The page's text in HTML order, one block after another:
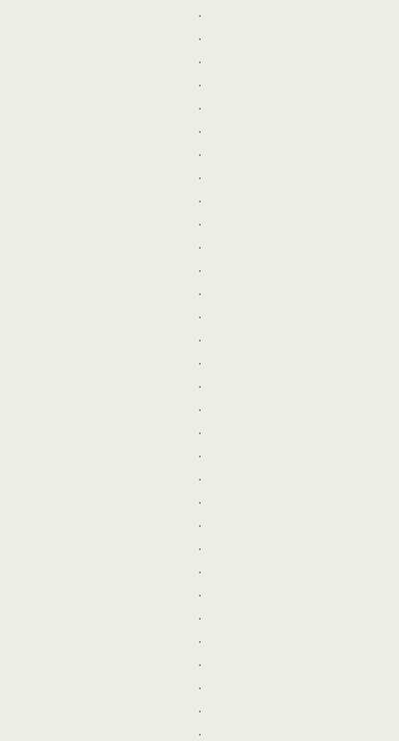
.
.
.
.
.
.
.
.
.
.
.
.
.
.
.
.
.
.
.
.
.
.
.
.
.
.
.
.
.
.
.
.